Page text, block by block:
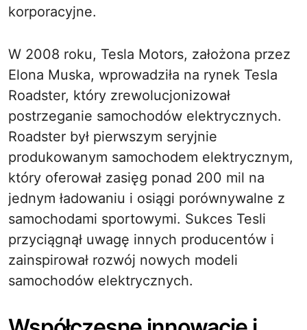
korporacyjne.
W 2008 roku, Tesla Motors, założona przez
Elona Muska, wprowadziła na rynek Tesla
Roadster, który zrewolucjonizował
postrzeganie samochodów elektrycznych.
Roadster był pierwszym seryjnie
produkowanym samochodem elektrycznym,
który oferował zasięg ponad 200 mil na
jednym ładowaniu i osiągi porównywalne z
samochodami sportowymi. Sukces Tesli
przyciągnął uwagę innych producentów i
zainspirował rozwój nowych modeli
samochodów elektrycznych.